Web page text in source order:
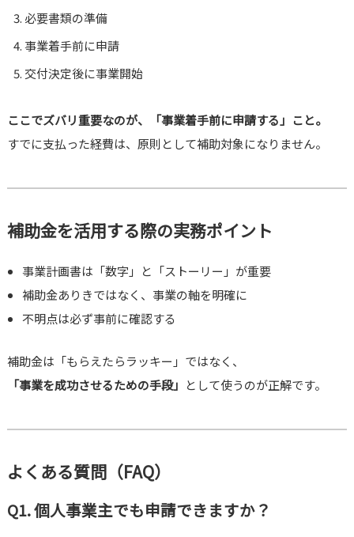
必要書類の準備
事業着手前に申請
交付決定後に事業開始
ここでズバリ重要なのが、「事業着手前に申請する」こと。
すでに支払った経費は、原則として補助対象になりません。
補助金を活用する際の実務ポイント
事業計画書は「数字」と「ストーリー」が重要
補助金ありきではなく、事業の軸を明確に
不明点は必ず事前に確認する
補助金は「もらえたらラッキー」ではなく、
「事業を成功させるための手段」 として使うのが正解です。
よくある質問（FAQ）
Q1. 個人事業主でも申請できますか？